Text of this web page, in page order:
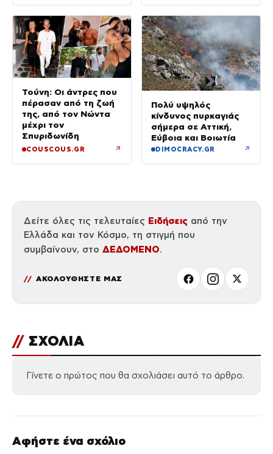
Τούνη: Οι άντρες που
πέρασαν από τη ζωή
της, από τον Νώντα
μέχρι τον
Σπυριδωνίδη
COUSCOUS.GR ↗
Πολύ υψηλός
κίνδυνος πυρκαγιάς
σήμερα σε Αττική,
Εύβοια και Βοιωτία
DIMOCRACY.GR ↗
Δείτε όλες τις τελευταίες Ειδήσεις από την
Ελλάδα και τον Κόσμο, τη στιγμή που
συμβαίνουν, στο ΔΕΔΟΜΕΝΟ.
ΑΚΟΛΟΥΘΗΣΤΕ ΜΑΣ
// ΣΧΟΛΙΑ
Γίνετε ο πρώτος που θα σχολιάσει αυτό το άρθρο.
Αφήστε ένα σχόλιο